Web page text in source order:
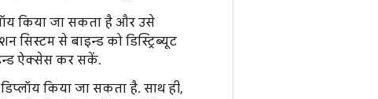
किया जा सकता है और उसे
सिस्टम से बाइन्ड को डिस्ट्रिब्यूट
ऐक्सेस कर सकें.
किया जा सकता है. साथ ही,